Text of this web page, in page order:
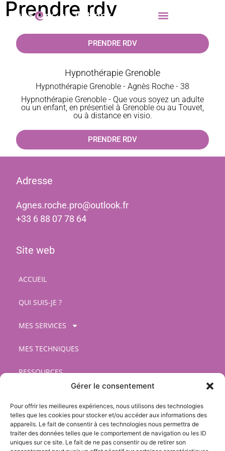
Gérer le consentement
Pour offrir les meilleures expériences, nous utilisons des technologies
telles que les cookies pour stocker et/ou accéder aux informations des
appareils. Le fait de consentir à ces technologies nous permettra de
traiter des données telles que le comportement de navigation ou les ID
uniques sur ce site. Le fait de ne pas consentir ou de retirer son
PRENDRE RDV
Prendre rdv
Hypnothérapie Grenoble
Hypnothérapie Grenoble - Agnès Roche - 38
Hypnothérapie Grenoble - Que vous soyez un adulte
ou un enfant, en présentiel à Grenoble ou au Touvet,
ou à distance en visio.
PRENDRE RDV
Adresse
Agnes.roche.pro@outlook.fr
+33 6 88 07 78 64
Site web
ACCUEIL
QUI SUIS-JE ?
MES SERVICES
MES TECHNIQUES
RESSOURCES
Légal
Cookies